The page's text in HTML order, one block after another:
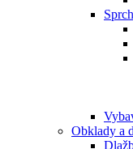
Obklady a